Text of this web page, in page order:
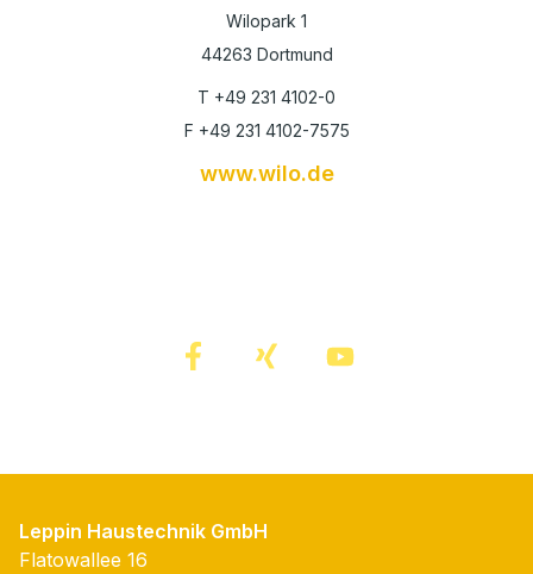
Wilopark 1
44263 Dortmund
T +49 231 4102-0
F +49 231 4102-7575
www.wilo.de
Leppin Haustechnik GmbH
Flatowallee 16